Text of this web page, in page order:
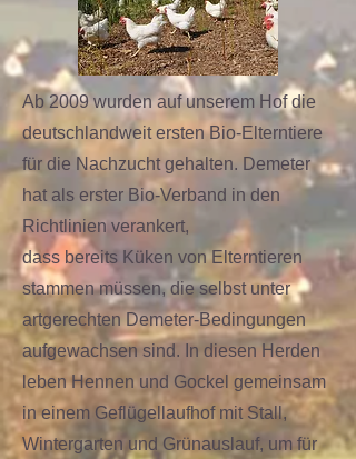
Ab 2009 wurden auf unserem Hof die
deutschlandweit ersten Bio-Elterntiere
für die Nachzucht gehalten. Demeter
hat als erster Bio-Verband in den
Richtlinien verankert,
dass bereits Küken von Elterntieren
stammen müssen, die selbst unter
artgerechten Demeter-Bedingungen
aufgewachsen sind. In diesen Herden
leben Hennen und Gockel gemeinsam
in einem Geflügellaufhof mit Stall,
Wintergarten und Grünauslauf, um für